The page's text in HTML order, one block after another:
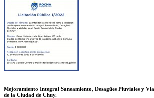
Mejoramiento Integral Saneamiento, Desagües Pluviales y
de la Ciudad de Chuy.